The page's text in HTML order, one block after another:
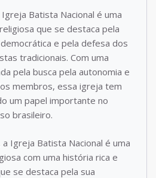
Batista Nacional é uma
que se destaca pela
e pela defesa dos
tradicionais. Com uma
pela busca pela autonomia e
membros, essa igreja tem
um papel importante no
brasileiro.
a Igreja Batista Nacional é uma
com uma história rica e
se destaca pela sua